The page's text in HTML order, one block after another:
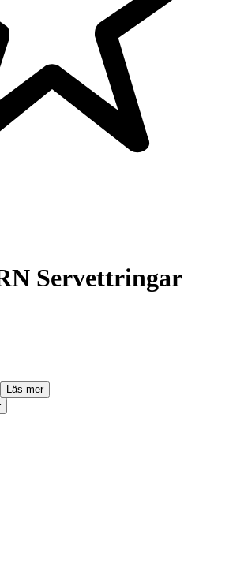
Servettringar
Läs mer